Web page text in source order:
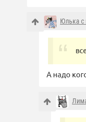
Юлька с
А надо